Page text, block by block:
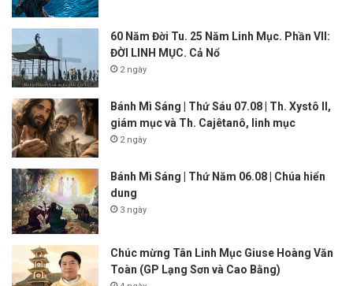
60 Năm Đời Tu. 25 Năm Linh Mục. Phần VII:
ĐỜI LINH MỤC. Cả Nổ
2 ngày
Bánh Mì Sáng | Thứ Sáu 07.08 | Th. Xystô II,
giám mục và Th. Cajêtanô, linh mục
2 ngày
Bánh Mì Sáng | Thứ Năm 06.08 | Chúa hiển
dung
3 ngày
Chúc mừng Tân Linh Mục Giuse Hoàng Văn
Toàn (GP Lạng Sơn và Cao Bằng)